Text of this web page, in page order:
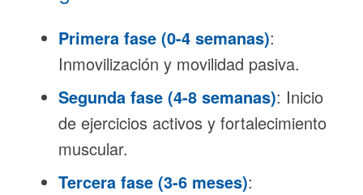
Primera fase (0-4 semanas):
Inmovilización y movilidad pasiva.
Segunda fase (4-8 semanas): Inicio
de ejercicios activos y fortalecimiento
muscular.
Tercera fase (3-6 meses):